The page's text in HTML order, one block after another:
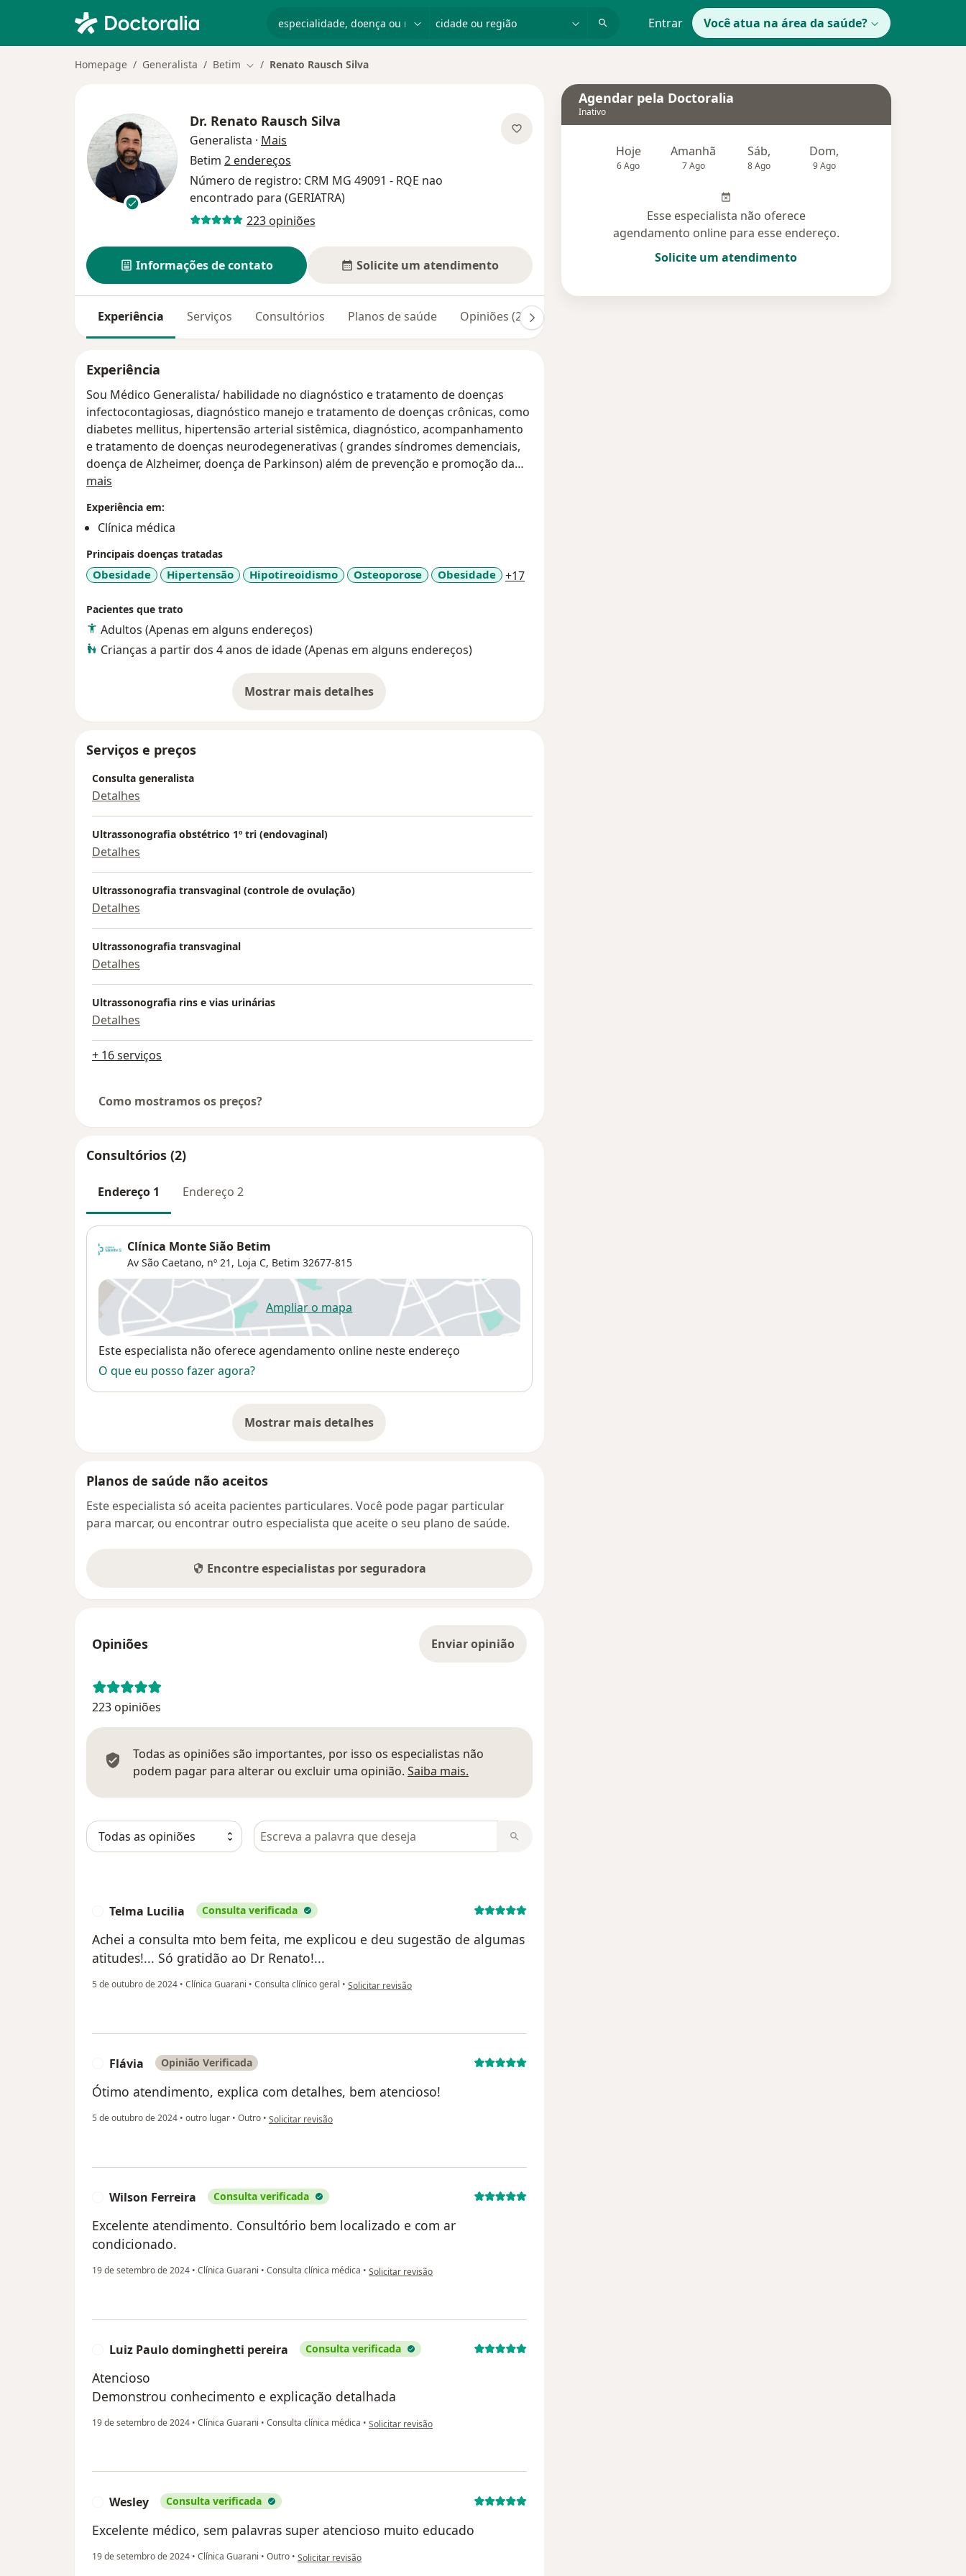
Entrar Você atua na área da saúde?
Homepage Generalista Betim Mudar de cidade
Renato Rausch Silva
Dr. Renato Rausch Silva
Generalista · Mais
Betim 2 endereços
Número de registro: CRM MG 49091 - RQE nao
encontrado para (GERIATRA)
223 opiniões
Informações de contato Solicite um atendimento
Experiência Serviços Consultórios Planos de saúde Opiniões (223)
Experiência
Sou Médico Generalista/ habilidade no diagnóstico e tratamento de doenças
infectocontagiosas, diagnóstico manejo e tratamento de doenças crônicas, como
diabetes mellitus, hipertensão arterial sistêmica, diagnóstico, acompanhamento
e tratamento de doenças neurodegenerativas ( grandes síndromes demenciais,
doença de Alzheimer, doença de Parkinson) além de prevenção e promoção da
saúde.
mais
Experiência em:
Clínica médica
Principais doenças tratadas
Obesidade Hipertensão Hipotireoidismo Osteoporose Obesidade +17a11y_sr_more_diseases
Pacientes que trato
Adultos (Apenas em alguns endereços)
Crianças a partir dos 4 anos de idade (Apenas em alguns endereços)
Mostrar mais detalhes
sobre a experiência
Serviços e preços
Consulta generalista
Detalhes
Ultrassonografia obstétrico 1º tri (endovaginal)
Detalhes
Ultrassonografia transvaginal (controle de ovulação)
Detalhes
Ultrassonografia transvaginal
Detalhes
Ultrassonografia rins e vias urinárias
Detalhes
+ 16 serviços
Como mostramos os preços?
Consultórios (2)
Endereço 1 Endereço 2
Clínica Monte Sião Betim
Av São Caetano, nº 21, Loja C, Betim 32677-815
Ampliar o mapaabre num novo separador
Disponibilidade
Este especialista não oferece agendamento online neste endereço
O que eu posso fazer agora?
Mostrar mais detalhes
sobre o endereço
Planos de saúde não aceitos
Este especialista só aceita pacientes particulares. Você pode pagar particular
para marcar, ou encontrar outro especialista que aceite o seu plano de saúde.
Encontre especialistas por seguradora
Opiniões Enviar opinião
223 opiniões
Todas as opiniões são importantes, por isso os especialistas não
podem pagar para alterar ou excluir uma opinião. Saiba mais.
Pesquisar em opiniões
Telma Lucilia Consulta verificada
Achei a consulta mto bem feita, me explicou e deu sugestão de algumas
atitudes!... Só gratidão ao Dr Renato!...
5 de outubro de 2024 • Clínica Guarani • Consulta clínico geral • na opinião do utilizador Telma Lucilia
Solicitar revisão
Flávia Opinião Verificada
Ótimo atendimento, explica com detalhes, bem atencioso!
5 de outubro de 2024 • outro lugar • Outro • na opinião do utilizador Flávia
Solicitar revisão
Wilson Ferreira Consulta verificada
Excelente atendimento. Consultório bem localizado e com ar
condicionado.
19 de setembro de 2024 • Clínica Guarani • Consulta clínica médica • na opinião do utilizador Wilson Ferreira
Solicitar revisão
Luiz Paulo dominghetti pereira Consulta verificada
Atencioso
Demonstrou conhecimento e explicação detalhada
19 de setembro de 2024 • Clínica Guarani • Consulta clínica médica • na opinião do utilizador Luiz Paulo dominghetti pereira
Solicitar revisão
Wesley Consulta verificada
Excelente médico, sem palavras super atencioso muito educado
19 de setembro de 2024 • Clínica Guarani • Outro • na opinião do utilizador Wesley
Solicitar revisão
Agendar pela Doctoralia
Inativo
Hoje
6 Ago
Amanhã
7 Ago
Sáb,
8 Ago
Dom,
9 Ago
Esse especialista não oferece
agendamento online para esse endereço.
Solicite um atendimento